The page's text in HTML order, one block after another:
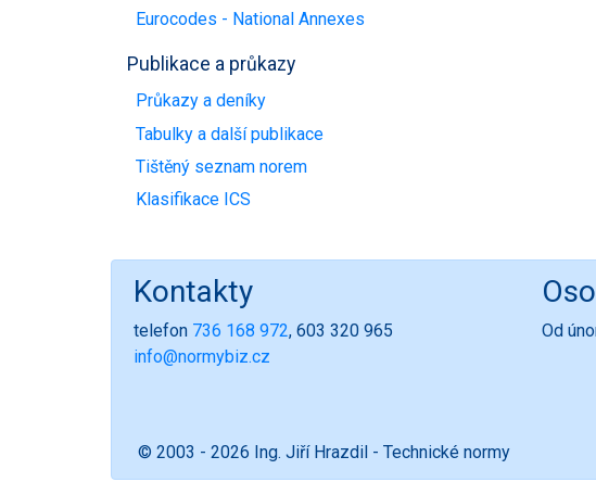
Eurocodes - National Annexes
Publikace a průkazy
Průkazy a deníky
Tabulky a další publikace
Tištěný seznam norem
Klasifikace ICS
Kontakty
telefon 736 168 972, 603 320 965
info@normybiz.cz
Od
© 2003 - 2026 Ing. Jiří Hrazdil - Technické normy